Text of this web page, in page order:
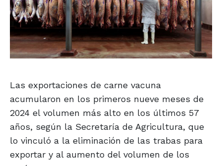
Las exportaciones de carne vacuna
acumularon en los primeros nueve meses de
2024 el volumen más alto en los últimos 57
años, según la Secretaría de Agricultura, que
lo vinculó a la eliminación de las trabas para
exportar y al aumento del volumen de los